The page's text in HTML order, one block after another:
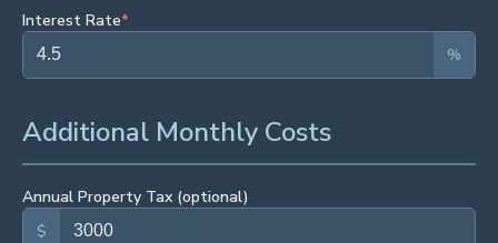
Interest Rate*
%
Additional Monthly Costs
Annual Property Tax (optional)
$